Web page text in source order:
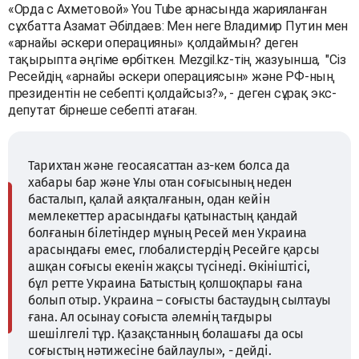
«Орда с Ахметовой» You Tube арнасында жарияланған
сұхбатта Азамат Әбілдаев: Мен неге Владимир Путин мен
«арнайы әскери операцияны» қолдаймын? деген
тақырыпта әңгіме өрбіткен. Мezgil.kz-тің жазуынша, "Сіз
Ресейдің «арнайы әскери операциясын» және РФ-ның
президентін не себепті қолдайсыз?», - деген сұрақ экс-
депутат бірнеше себепті атаған.
Тарихтан және геосаясаттан аз-кем болса да
хабары бар және Ұлы отан соғысының неден
басталып, қалай аяқталғанын, одан кейін
мемлекеттер арасындағы қатынастың қандай
болғанын білетіндер мұның Ресей мен Украина
арасындағы емес, глобалистердің Ресейге қарсы
ашқан соғысы екенін жақсы түсінеді. Өкініштісі,
бұл ретте Украина Батыстың қолшоқпары ғана
болып отыр. Украина – соғысты бастаудың сылтауы
ғана. Ал осынау соғыста әлемнің тағдыры
шешілгелі тұр. Қазақстанның болашағы да осы
соғыстың нәтижесіне байлаулы», - дейді.